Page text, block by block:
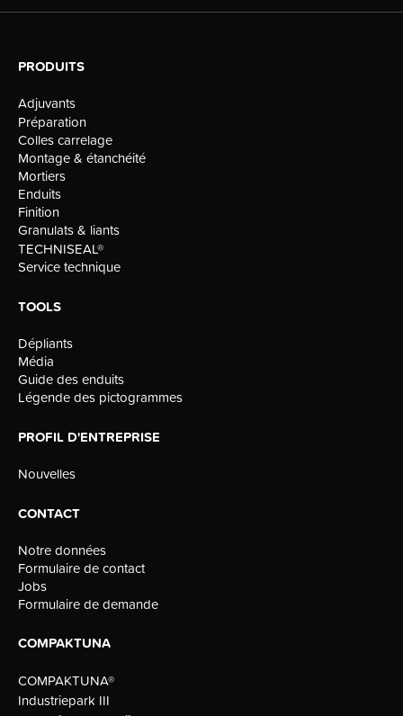
PRODUITS
Adjuvants
Préparation
Colles carrelage
Montage & étanchéité
Mortiers
Enduits
Finition
Granulats & liants
TECHNISEAL®
Service technique
TOOLS
Dépliants
Média
Guide des enduits
Légende des pictogrammes
PROFIL D'ENTREPRISE
Nouvelles
CONTACT
Notre données
Formulaire de contact
Jobs
Formulaire de demande
COMPAKTUNA
COMPAKTUNA®
Industriepark III